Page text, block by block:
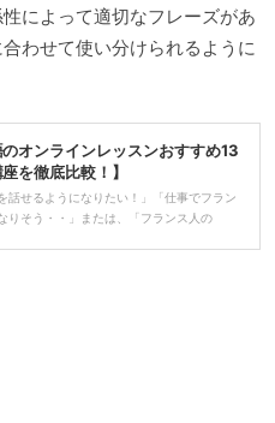
によって適切なフレーズがあ
わせて使い分けられるように
オンラインレッスンおすすめ13
を徹底比較！】
話せるようになりたい！」「仕事でフラン
りそう・・」または、「フランス人の